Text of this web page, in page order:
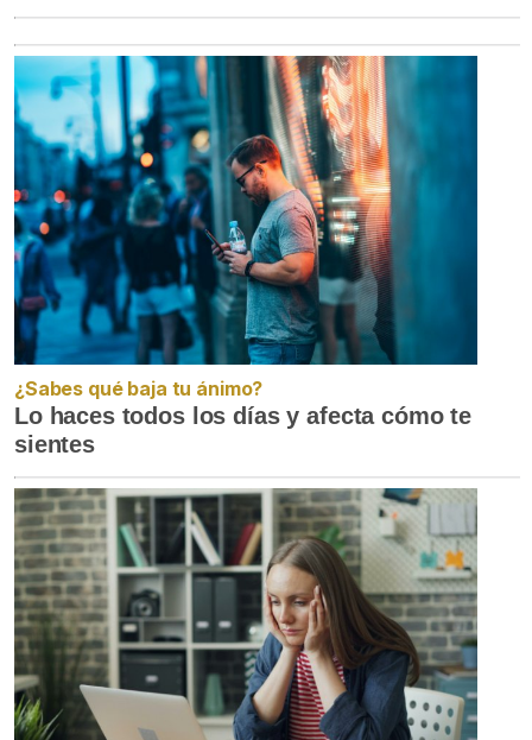
¿Sabes qué baja tu ánimo?
Lo haces todos los días y afecta cómo te
sientes